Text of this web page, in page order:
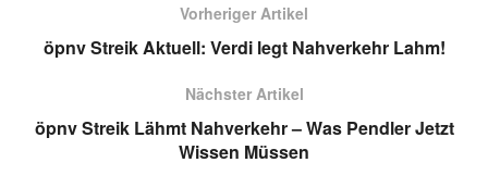
Vorheriger Artikel
öpnv Streik Aktuell: Verdi legt Nahverkehr Lahm!
Nächster Artikel
öpnv Streik Lähmt Nahverkehr – Was Pendler Jetzt
Wissen Müssen